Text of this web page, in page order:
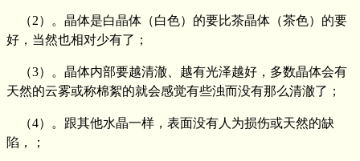
（2）。晶体是白晶体（白色）的要比茶晶体（茶色）的要
好，当然也相对少有了；
（3）。晶体内部要越清澈、越有光泽越好，多数晶体会有
天然的云雾或称棉絮的就会感觉有些浊而没有那么清澈了；
（4）。跟其他水晶一样，表面没有人为损伤或天然的缺
陷，；